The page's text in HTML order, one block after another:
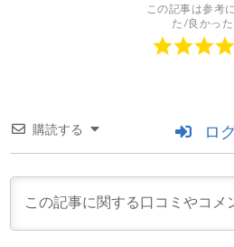
この記事は参考
た/良かった
購読する ロ